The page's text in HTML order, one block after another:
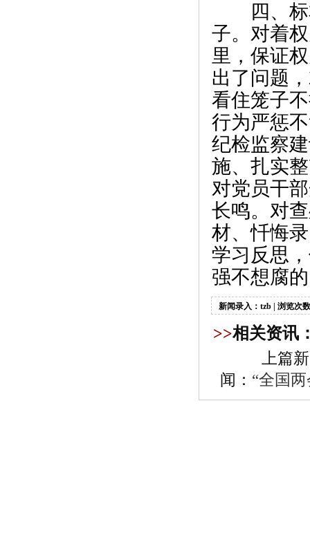
四、标
子。对着
里，保证
出了问题
看住笼子
行为严惩
纪检监察
施、扎实
对党员干
长鸣。对
材、忏悔
学习反思
强不想腐
新闻录入：tzb | 浏览次
>>相关资讯
上篇
闻： “全国